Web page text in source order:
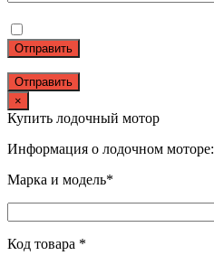
Отправить
×
Купить лодочный мотор
Информация о лодочном моторе:
Марка и модель*
Код товара *